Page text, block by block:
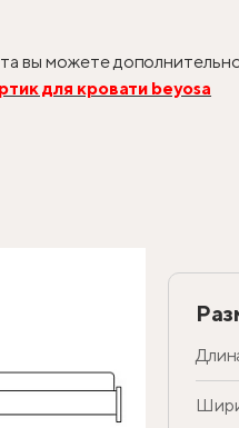
вы можете
для кровати beyosa